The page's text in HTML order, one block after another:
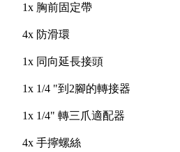
1x 胸前固定帶
4x 防滑環
1x 同向延長接頭
1x 1/4 "到2腳的轉接器
1x 1/4" 轉三爪適配器
4x 手擰螺絲